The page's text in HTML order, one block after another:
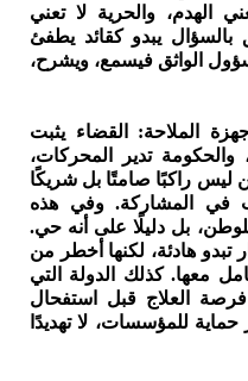
الهدم، والحرية لا تعني
يبدو كقائد يطفئ
الواثق فيسمع، ويشرح،
الملاحة: القضاء يثبت
والحكومة تدير المحركات،
ليس راكبًا صامتًا بل شريكًا
في المشاركة. وفي هذه
بل دليلًا على أنه حي.
تبدو هادئة، لكنها أخطر من
معها. كذلك الدولة التي
العلاج قبل استفحال
للمؤسسات، لا تهديدًا